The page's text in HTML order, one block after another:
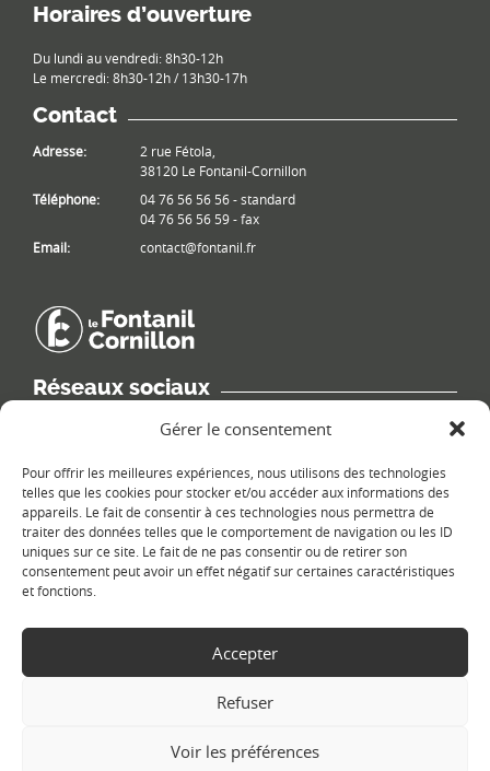
Gérer le consentement
Pour offrir les meilleures expériences, nous utilisons des technologies
telles que les cookies pour stocker et/ou accéder aux informations des
appareils. Le fait de consentir à ces technologies nous permettra de
traiter des données telles que le comportement de navigation ou les ID
uniques sur ce site. Le fait de ne pas consentir ou de retirer son
consentement peut avoir un effet négatif sur certaines caractéristiques
et fonctions.
Accepter
Refuser
Voir les préférences
Horaires d’ouverture
Du lundi au vendredi: 8h30-12h
Le mercredi: 8h30-12h / 13h30-17h
Contact
Adresse:
2 rue Fétola,
38120 Le Fontanil-Cornillon
Téléphone:
04 76 56 56 56 - standard
04 76 56 56 59 - fax
Email:
contact@fontanil.fr
Réseaux sociaux
Retrouvez les informations de la commune sur différents réseaux
Le plan du site
Le Fontanil-Cornillon-Mentions légales